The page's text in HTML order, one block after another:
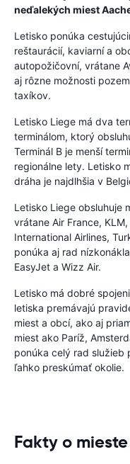
neďalekých miest
Letisko ponúka
reštaurácií, kaviarní a
autopožičovní, vrátane
aj rôzne možnosti
taxíkov.
Letisko Liege má dva
terminálom, ktorý
Terminál B je menší
regionálne lety. Letisko
dráha je najdlhšia v
Letisko Liege obsluhuje
vrátane Air France,
International Airlines,
ponúka aj rad
EasyJet a Wizz Air.
Letisko má dobré
letiska premávajú
miest a obcí, ako aj
miest ako Paríž,
ponúka celý rad služieb
ľahko preskúmať okolie.
Fakty o